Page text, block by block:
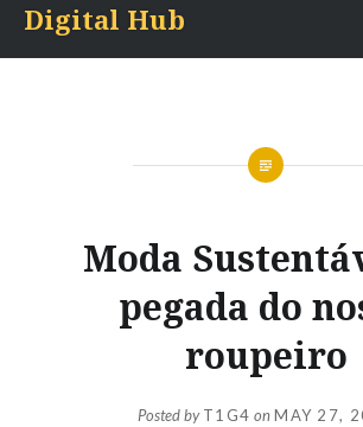
Digital Hub
Moda
pegada do
roupeiro
Posted byT1G4 onMAY 27,